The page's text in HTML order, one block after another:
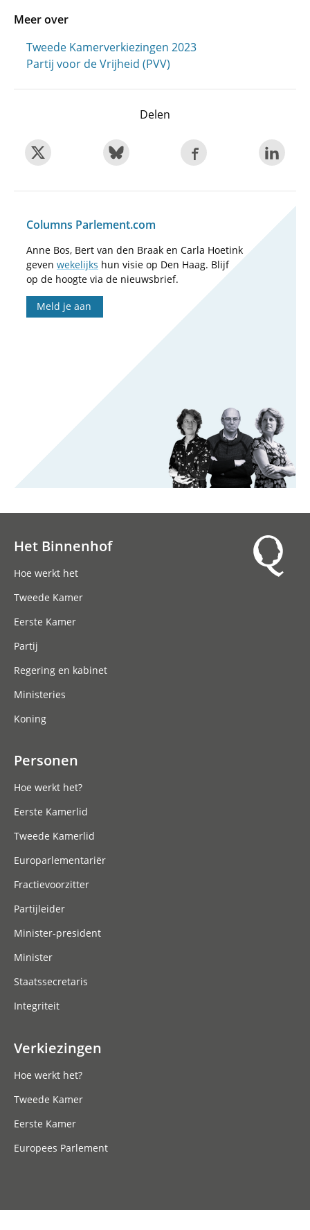
Meer over
Tweede Kamerverkiezingen 2023
Partij voor de Vrijheid (PVV)
Delen
Columns Parlement.com
Anne Bos, Bert van den Braak en Carla Hoetink
geven wekelijks hun visie op Den Haag. Blijf
op de hoogte via de nieuwsbrief.
Meld je aan
Het Binnenhof
Hoe werkt het
Tweede Kamer
Eerste Kamer
Partij
Regering en kabinet
Ministeries
Koning
Personen
Hoe werkt het?
Eerste Kamerlid
Tweede Kamerlid
Europarlementariër
Fractievoorzitter
Partijleider
Minister-president
Minister
Staatssecretaris
Integriteit
Verkiezingen
Hoe werkt het?
Tweede Kamer
Eerste Kamer
Europees Parlement